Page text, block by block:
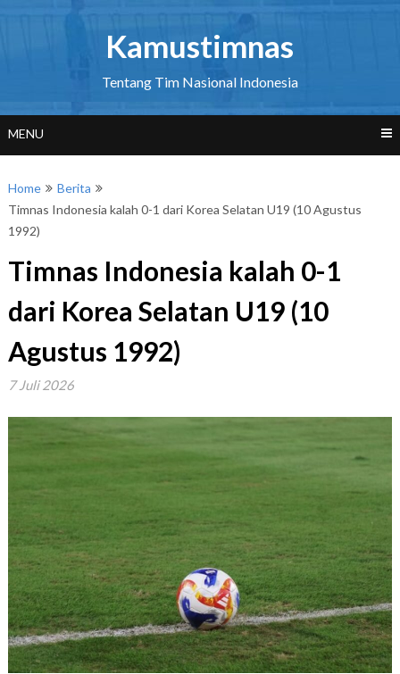
Kamustimnas
Tentang Tim Nasional Indonesia
MENU
Home
Berita
Timnas Indonesia kalah 0-1 dari Korea Selatan U19 (10 Agustus
1992)
Timnas Indonesia kalah 0-1
dari Korea Selatan U19 (10
Agustus 1992)
7 Juli 2026